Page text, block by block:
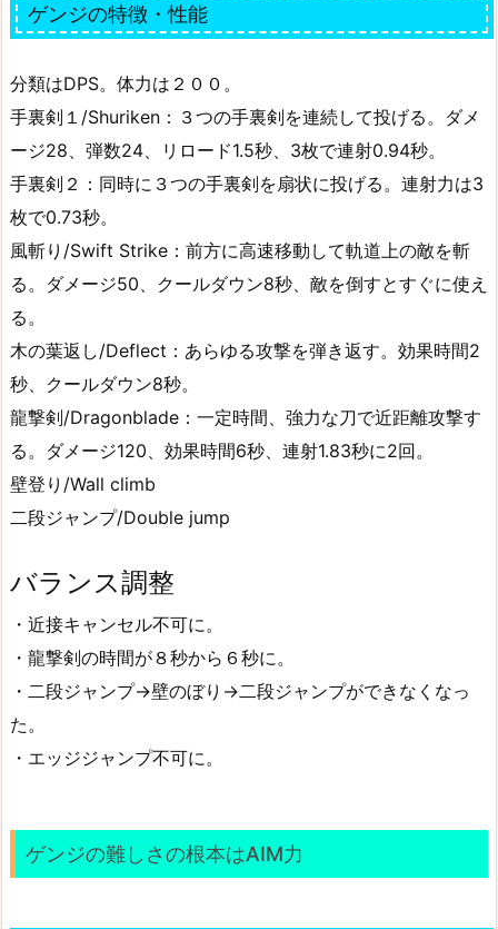
ゲンジの特徴・性能
分類はDPS。体力は２００。
手裏剣１/Shuriken：３つの手裏剣を連続して投げる。ダメ
ージ28、弾数24、リロード1.5秒、3枚で連射0.94秒。
手裏剣２：同時に３つの手裏剣を扇状に投げる。連射力は3
枚で0.73秒。
風斬り/Swift Strike：前方に高速移動して軌道上の敵を斬
る。ダメージ50、クールダウン8秒、敵を倒すとすぐに使え
る。
木の葉返し/Deflect：あらゆる攻撃を弾き返す。効果時間2
秒、クールダウン8秒。
龍撃剣/Dragonblade：一定時間、強力な刀で近距離攻撃す
る。ダメージ120、効果時間6秒、連射1.83秒に2回。
壁登り/Wall climb
二段ジャンプ/Double jump
バランス調整
・近接キャンセル不可に。
・龍撃剣の時間が８秒から６秒に。
・二段ジャンプ→壁のぼり→二段ジャンプができなくなっ
た。
・エッジジャンプ不可に。
ゲンジの難しさの根本はAIM力